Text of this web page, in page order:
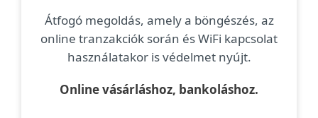
Átfogó megoldás, amely a böngészés, az
online tranzakciók során és WiFi kapcsolat
használatakor is védelmet nyújt.
Online vásárláshoz, bankoláshoz.